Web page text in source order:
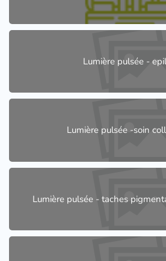
Lumière pulsée -
Lumière pulsée -soin
Lumière pulsée - taches